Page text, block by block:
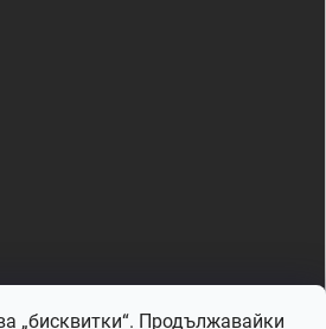
„бисквитки“. Продължавайки